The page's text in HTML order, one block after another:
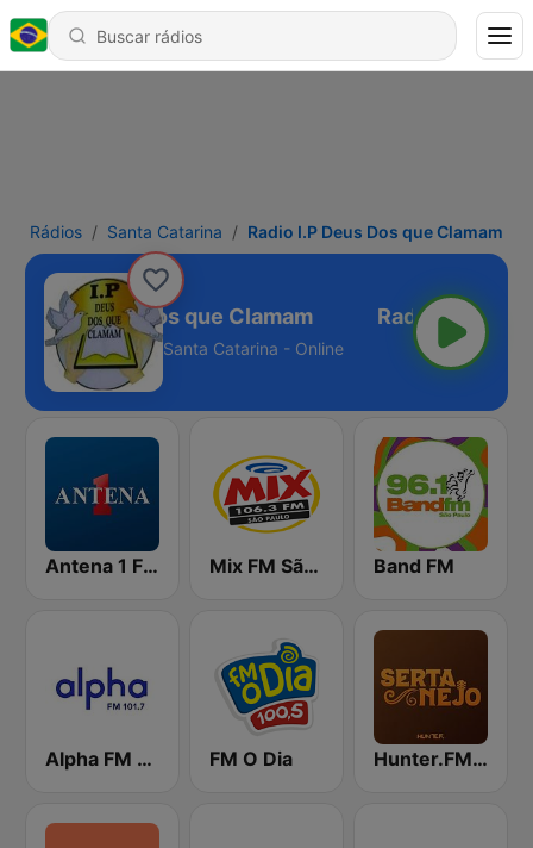
Rádios Santa Catarina Radio I.P Deus Dos que Clamam
I.P Deus Dos que Clamam
Santa Catarina - Online
Antena 1 FM Mix FM São Paulo Band FM
Alpha FM 101.7 FM O Dia Hunter.FM - Sertanejo